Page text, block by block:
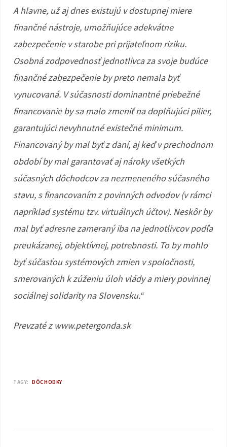
A hlavne, už aj dnes existujú v dostupnej miere
finančné nástroje, umožňujúce adekvátne
zabezpečenie v starobe pri prijateľnom riziku.
Osobná zodpovednosť jednotlivca za svoje budúce
finančné zabezpečenie by preto nemala byť
vynucovaná. V súčasnosti dominantné priebežné
financovanie by sa malo zmeniť na doplňujúci pilier,
garantujúci nevyhnutné existečné minimum.
Financovaný by mal byť z daní, aj keď v prechodnom
období by mal garantovať aj nároky všetkých
súčasných dôchodcov za nezmeneného súčasného
stavu, s financovaním z povinných odvodov (v rámci
napríklad systému tzv. virtuálnych účtov). Neskôr by
mal byť adresne zameraný iba na jednotlivcov podľa
preukázanej, objektívnej, potrebnosti. To by mohlo
byť súčasťou systémových zmien v spoločnosti,
smerovaných k zúženiu úloh vlády a miery povinnej
sociálnej solidarity na Slovensku.“
Prevzaté z www.petergonda.sk
TAGY: DÔCHODKY